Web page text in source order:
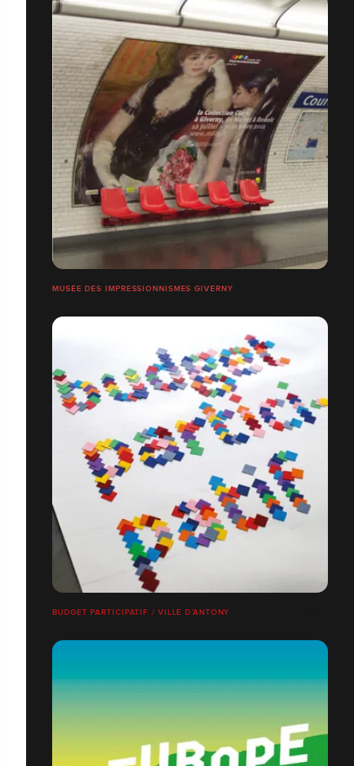
MUSÉE DES IMPRESSIONNISMES GIVERNY
BUDGET PARTICIPATIF / VILLE D’ANTONY